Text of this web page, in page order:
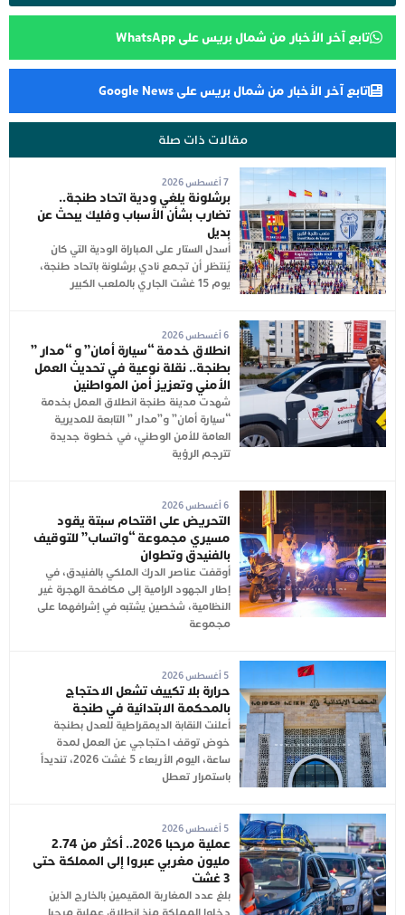
تابع آخر الأخبار من شمال بريس على WhatsApp
تابع آخر الأخبار من شمال بريس على Google News
مقالات ذات صلة
7 أغسطس 2026
برشلونة يلغي ودية اتحاد طنجة..
تضارب بشأن الأسباب وفليك يبحث عن
بديل
أُسدل الستار على المباراة الودية التي كان
يُنتظر أن تجمع نادي برشلونة باتحاد طنجة،
يوم 15 غشت الجاري بالملعب الكبير
6 أغسطس 2026
انطلاق خدمة “سيارة أمان” و “مدار ”
بطنجة.. نقلة نوعية في تحديث العمل
الأمني وتعزيز أمن المواطنين
شهدت مدينة طنجة انطلاق العمل بخدمة
“سيارة أمان” و”مدار ” التابعة للمديرية
العامة للأمن الوطني، في خطوة جديدة
تترجم الرؤية
6 أغسطس 2026
التحريض على اقتحام سبتة يقود
مسيري مجموعة “واتساب” للتوقيف
بالفنيدق وتطوان
أوقفت عناصر الدرك الملكي بالفنيدق، في
إطار الجهود الرامية إلى مكافحة الهجرة غير
النظامية، شخصين يشتبه في إشرافهما على
مجموعة
5 أغسطس 2026
حرارة بلا تكييف تشعل الاحتجاج
بالمحكمة الابتدائية في طنجة
أعلنت النقابة الديمقراطية للعدل بطنجة
خوض توقف احتجاجي عن العمل لمدة
ساعة، اليوم الأربعاء 5 غشت 2026، تنديداً
باستمرار تعطل
5 أغسطس 2026
عملية مرحبا 2026.. أكثر من 2.74
مليون مغربي عبروا إلى المملكة حتى
3 غشت
بلغ عدد المغاربة المقيمين بالخارج الذين